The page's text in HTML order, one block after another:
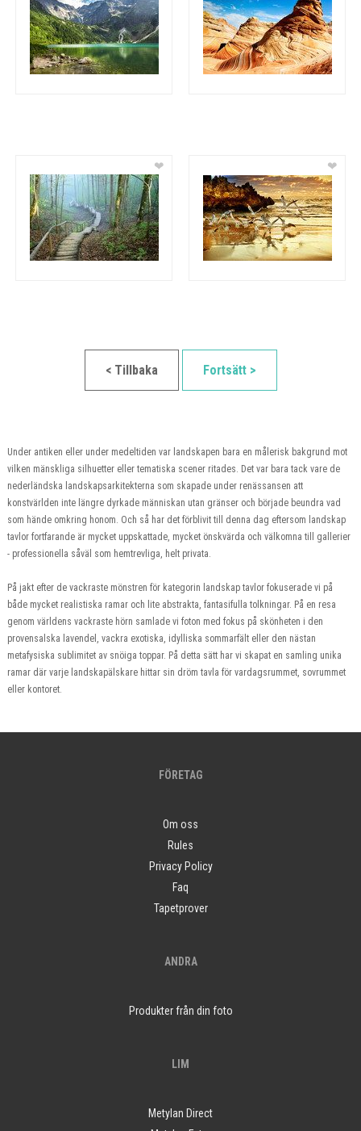
❤ ❤
< Tillbaka Fortsätt >
Under antiken eller under medeltiden var landskapen bara en målerisk bakgrund mot
vilken mänskliga silhuetter eller tematiska scener ritades. Det var bara tack vare de
nederländska landskapsarkitekterna som skapade under renässansen att
konstvärlden inte längre dyrkade människan utan gränser och började beundra vad
som hände omkring honom. Och så har det förblivit till denna dag eftersom landskap
tavlor fortfarande är mycket uppskattade, mycket önskvärda och välkomna till gallerier
- professionella såväl som hemtrevliga, helt privata.
På jakt efter de vackraste mönstren för kategorin landskap tavlor fokuserade vi på
både mycket realistiska ramar och lite abstrakta, fantasifulla tolkningar. På en resa
genom världens vackraste hörn samlade vi foton med fokus på skönheten i den
provensalska lavendel, vackra exotiska, idylliska sommarfält eller den nästan
metafysiska sublimitet av snöiga toppar. På detta sätt har vi skapat en samling unika
ramar där varje landskapälskare hittar sin dröm tavla för vardagsrummet, sovrummet
eller kontoret.
FÖRETAG
Om oss
Rules
Privacy Policy
Faq
Tapetprover
ANDRA
Produkter från din foto
LIM
Metylan Direct